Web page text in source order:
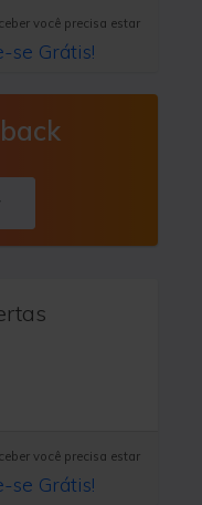
você precisa estar
se Grátis!
você precisa estar
se Grátis!